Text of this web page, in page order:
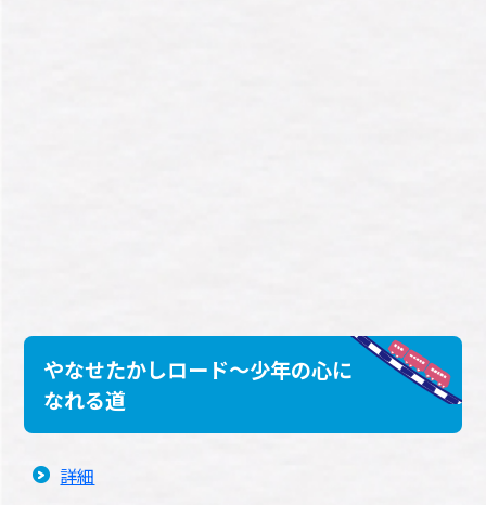
やなせたかしロード～少年の心に
なれる道
詳細